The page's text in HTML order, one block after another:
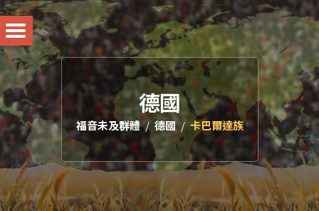
德國
福音未及群體 德國 卡巴爾達族